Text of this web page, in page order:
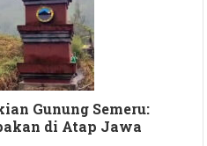
Gunung Semeru:
di Atap Jawa